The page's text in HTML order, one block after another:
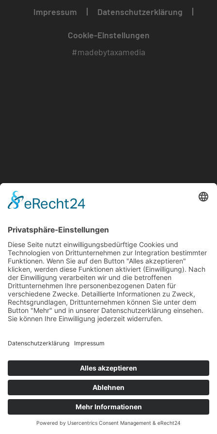
Impressum Datenschutzerklärung
Cookie-Einstellungen
#madebytaxamedia